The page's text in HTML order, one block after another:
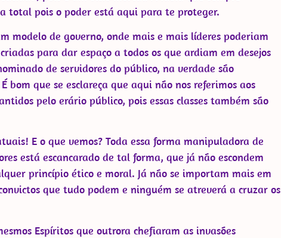
total pois o poder está aqui para te proteger.
modelo de governo, onde mais e mais líderes poderiam
para dar espaço a todos os que ardiam em desejos
de servidores do público, na verdade são
bom que se esclareça que aqui não nos referimos aos
pelo erário público, pois essas classes também são
E o que vemos? Toda essa forma manipuladora de
está escancarado de tal forma, que já não escondem
princípio ético e moral. Já não se importam mais em
que tudo podem e ninguém se atreverá a cruzar os
Espíritos que outrora chefiaram as invasões